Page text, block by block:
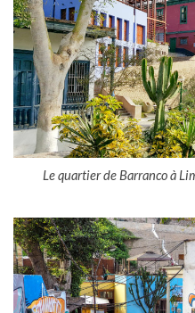
Le quartier de Barranco à